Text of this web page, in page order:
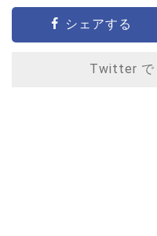
シェアする
Twitter で